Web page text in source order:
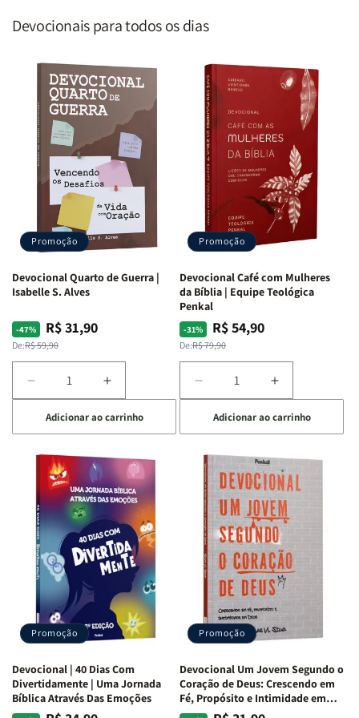
Devocionais para todos os dias
Promoção
Devocional Quarto de Guerra |
Isabelle S. Alves
-47%
Preço
normal
De:R$ 59,90
Preço
promocional
R$ 31,90
Diminuir
a
quantidade
de
Devocional
Quarto
de
Guerra
Isabelle
S.
Alves
Aumentar
a
quantidade
de
Devocional
Quarto
de
Guerra
|
Isabelle
S.
Alves
Adicionar ao carrinho
Promoção
Devocional Café com Mulheres
da Bíblia | Equipe Teológica
Penkal
-31%
Preço
normal
De:R$ 79,90
Preço
promocional
R$ 54,90
Diminuir
a
quantidade
de
Devocional
Café
com
Mulheres
da
Bíblia
Equipe
Teológica
Penkal
Aumentar
a
quantidade
de
Devocional
Café
com
Mulheres
da
Bíblia
|
Equipe
Teológica
Penkal
Adicionar ao carrinho
Promoção
Devocional | 40 Dias Com
Divertidamente | Uma Jornada
Bíblica Através Das Emoções
Promoção
Devocional Um Jovem Segundo o
Coração de Deus: Crescendo em
Fé, Propósito e Intimidade em
Deus